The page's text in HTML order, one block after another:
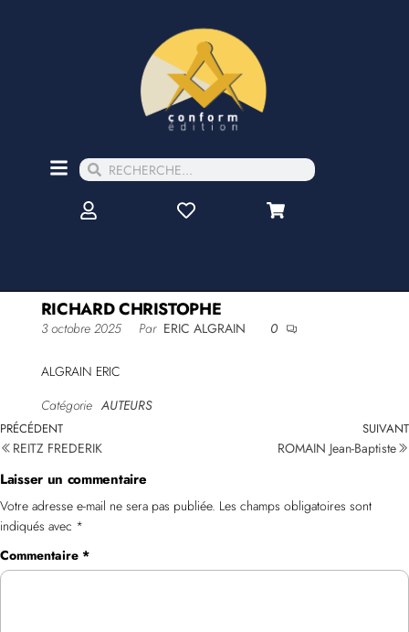
RICHARD CHRISTOPHE
3 octobre 2025 Par ERIC ALGRAIN 0
ALGRAIN ERIC
Catégorie AUTEURS
PRÉCÉDENT
REITZ FREDERIK
SUIVANT
ROMAIN Jean-Baptiste
Laisser un commentaire
Votre adresse e-mail ne sera pas publiée. Les champs obligatoires sont
indiqués avec *
Commentaire *